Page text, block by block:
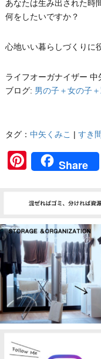
あなたは生み出された時
何をしたいですか？
心地いい暮らしづくりに
ライフオーガナイザー 中
ブログ: 男の子＋女の子
タグ： 中矢くみこ | すき間
Pinterest
Share